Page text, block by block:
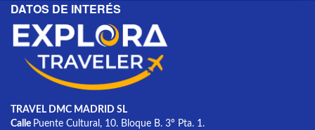
DATOS DE INTERÉS
TRAVEL DMC MADRID SL
Calle Puente Cultural, 10. Bloque B. 3º Pta. 1.